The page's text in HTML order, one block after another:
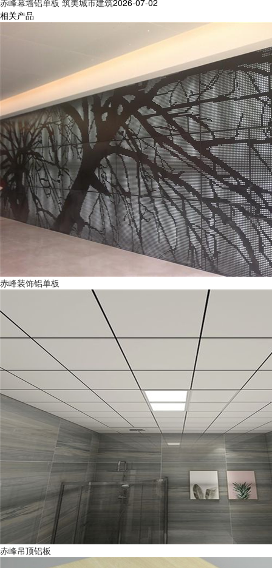
赤峰幕墙铝单板 筑美城市建筑2026-07-02
相关产品
赤峰装饰铝单板
赤峰吊顶铝板